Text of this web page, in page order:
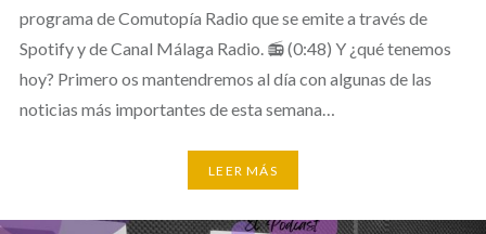
programa de Comutopía Radio que se emite a través de
Spotify y de Canal Málaga Radio. 📻 (0:48) Y ¿qué tenemos
hoy? Primero os mantendremos al día con algunas de las
noticias más importantes de esta semana…
LEER MÁS